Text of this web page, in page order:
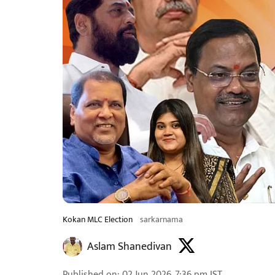
Kokan MLC Election sarkarnama
Aslam Shanedivan